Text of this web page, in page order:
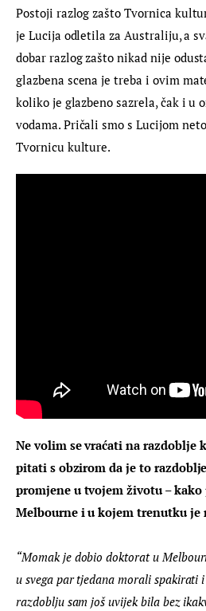
Postoji razlog zašto Tvornica
je Lucija odletila za Australiju, a
dobar razlog zašto nikad nije
glazbena scena je treba i ovim
koliko je glazbeno sazrela, čak i u
vodama. Pričali smo s Lucijom
Tvornicu kulture.
Ne volim se vraćati na razdoblje
pitati s obzirom da je to
promjene u tvojem životu – kako
Melbourne i u kojem trenutku je
“Momak je dobio doktorat u
u svega par tjedana morali spakirati
razdoblju sam još uvijek bila bez